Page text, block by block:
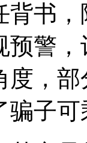
背书
预警
，
骗子